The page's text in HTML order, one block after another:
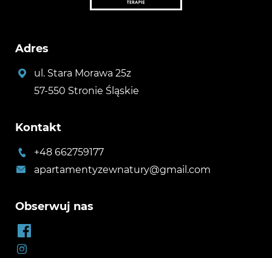
Adres
ul. Stara Morawa 25z
57-550 Stronie Śląskie
Kontakt
+48 662759177
apartamentyzewnatury@gmail.com
Obserwuj nas